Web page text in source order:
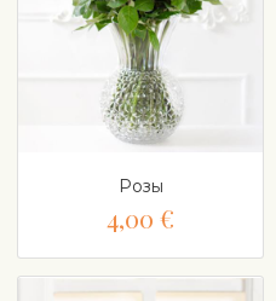
Розы
4,00 €